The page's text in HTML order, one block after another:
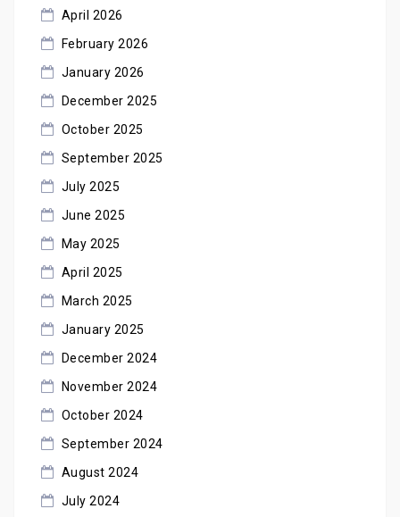
April 2026
February 2026
January 2026
December 2025
October 2025
September 2025
July 2025
June 2025
May 2025
April 2025
March 2025
January 2025
December 2024
November 2024
October 2024
September 2024
August 2024
July 2024